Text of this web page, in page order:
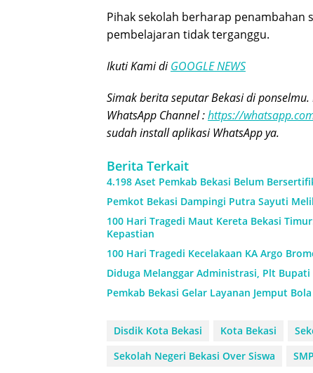
Pihak sekolah berharap penambahan
pembelajaran tidak terganggu.
Ikuti Kami diGOOGLE NEWS
Simak berita seputar Bekasi di
WhatsApp Channel :https://
sudah install aplikasi WhatsApp ya.
Berita Terkait
4.198 Aset Pemkab Bekasi Belum
Pemkot Bekasi Dampingi Putra Sayuti
100 Hari Tragedi Maut Kereta Bekasi
Kepastian
100 Hari Tragedi Kecelakaan KA Argo
Diduga Melanggar Administrasi, Plt
Pemkab Bekasi Gelar Layanan Jemput
Disdik Kota Bekasi Kota Bekasi
Sekolah Negeri Bekasi Over Siswa